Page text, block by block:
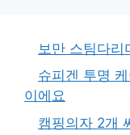
보만 스팀다
슈피겐 투명
이에요
캠핑의자 2개